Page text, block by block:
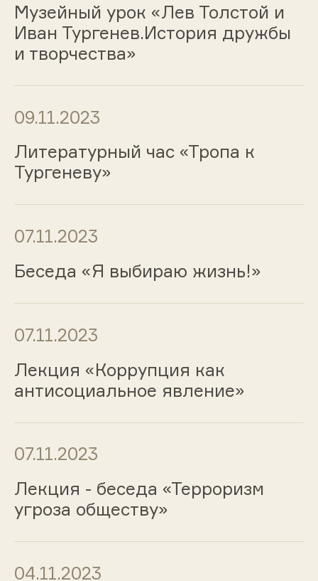
Музейный урок «Лев Толстой и
Иван Тургенев.История дружбы
и творчества»
09.11.2023
Литературный час «Тропа к
Тургеневу»
07.11.2023
Беседа «Я выбираю жизнь!»
07.11.2023
Лекция «Коррупция как
антисоциальное явление»
07.11.2023
Лекция - беседа «Терроризм
угроза обществу»
04.11.2023